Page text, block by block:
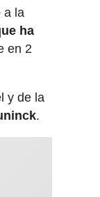
a la
ha
en 2
y de la
.